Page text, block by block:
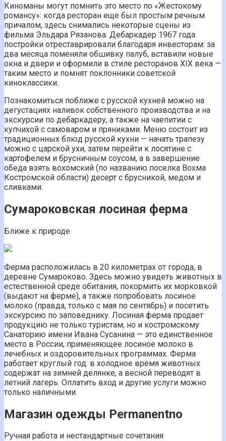
Киноманы могут помнить это место по «Жестокому
романсу»: когда ресторан еще был простым речным
причалом, здесь снимались некоторые сцены из
фильма Эльдара Рязанова. Дебаркадер 1967 года
постройки отреставрировали благодаря инвесторам: за
два месяца поменяли обшивку палуб, вставили новые
окна и двери и оформили в стиле ресторанов XIX века —
таким место и помнят поклонники советской
киноклассики.
Познакомиться поближе с русской кухней можно на
дегустациях наливок собственного производства и на
экскурсии по дебаркадеру, а также на чаепитии с
купчихой с самоваром и пряниками. Меню состоит из
традиционных блюд русской кухни — начать трапезу
можно с царской ухи, затем перейти к лосятине с
картофелем и брусничным соусом, а в завершение
обеда взять вохомский (по названию поселка Вохма
Костромской области) десерт с брусникой, медом и
сливками.
Сумароковская лосиная ферма
Ближе к природе
Ферма расположилась в 20 километрах от города, в
деревне Сумароково. Здесь можно увидеть животных в
естественной среде обитания, покормить их морковкой
(выдают на ферме), а также попробовать лосиное
молоко (правда, только с мая по сентябрь) и посетить
экскурсию по заповеднику. Лосиная ферма продает
продукцию не только туристам, но и костромскому
Санаторию имени Ивана Сусанина — это единственное
место в России, применяющее лосиное молоко в
лечебных и оздоровительных программах. Ферма
работает круглый год: в холодное время животных
содержат на зимней делянке, а весной переводят в
летний лагерь. Оплатить вход и другие услуги можно
только наличными.
Магазин одежды Permanentno
Ручная работа и нестандартные сочетания